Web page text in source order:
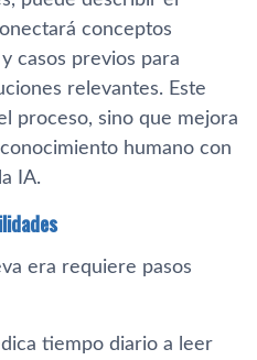
conceptos
casos previos para
relevantes. Este
proceso, sino que mejora
humano con
IA.
era requiere pasos
tiempo diario a leer